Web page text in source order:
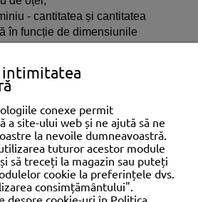
- cantitatea și cantitatea
în funcție de dimensiunile
SHOPPING
AJUTOR
intimitatea
conexe permit
a site-ului web și ne ajută să ne
la nevoile dumneavoastră.
tuturor acestor module
să treceți la magazin sau puteți
cookie la preferințele dvs.
consimțământului".
despre cookie-uri în Politica